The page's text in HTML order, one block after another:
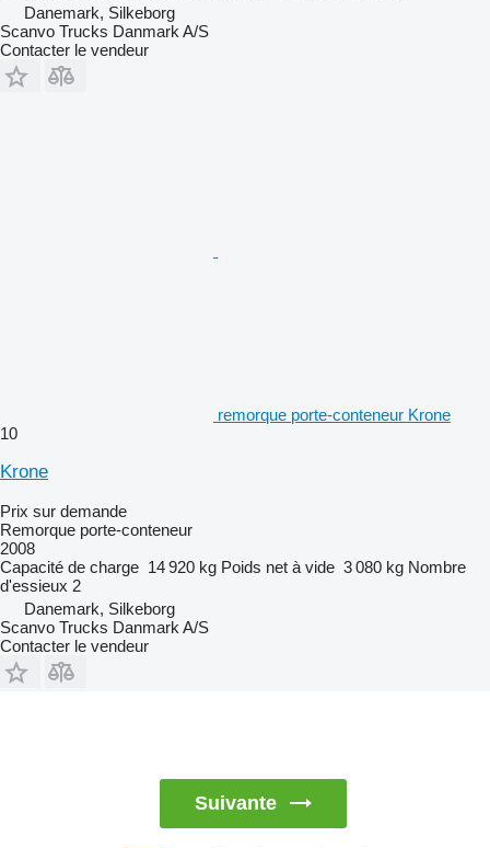
Danemark, Silkeborg
Scanvo Trucks Danmark A/S
Contacter le vendeur
remorque porte-conteneur Krone
10
Krone
Prix sur demande
Remorque porte-conteneur
2008
Capacité de charge 14 920 kg Poids net à vide 3 080 kg Nombre
d'essieux 2
Danemark, Silkeborg
Scanvo Trucks Danmark A/S
Contacter le vendeur
Suivante